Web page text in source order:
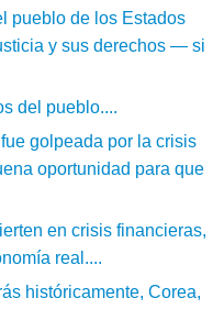
pueblo de los Estados
y sus derechos — si
del pueblo....
golpeada por la crisis
oportunidad para que
en crisis financieras,
real....
históricamente, Corea,